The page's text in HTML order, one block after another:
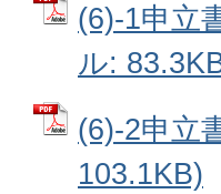
(6)-1申立
ル:
(6)-2申立
103.1KB)